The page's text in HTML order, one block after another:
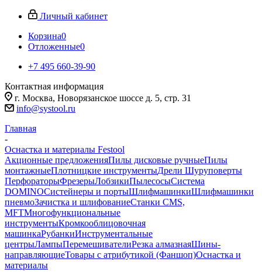
Личный кабинет
Корзина0
Отложенные0
+7 495 660-39-90
Контактная информация
г. Москва, Новорязанское шоссе д. 5, стр. 31
info@systool.ru
Главная
-
Оснастка и материалы Festool
Акционные предложенияПилы дисковые ручныеПилы
монтажныеПлотницкие инструментыДрели Шуруповерты
ПерфораторыФрезерыЛобзикиПылесосыСистема
DOMINOСистейнеры и портыШлифмашинкиШлифмашинки
пневмоЗачистка и шлифованиеСтанки CMS,
MFTМногофункциональные
инструментыКромкооблицовочная
машинкаРубанкиИнструментальные
центрыЛампыПеремешивателиРезка алмазнаяШины-
направляющиеТовары с атрибутикой (Фаншоп)Оснастка и
материалы